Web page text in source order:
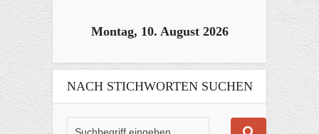
Montag, 10. August 2026
NACH STICHWORTEN SUCHEN